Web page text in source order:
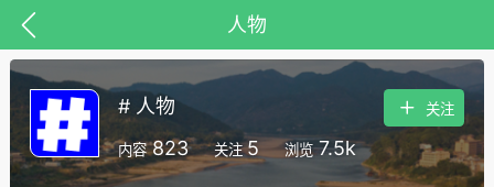
人物
# 人物
内容 823 关注 5 浏览 7.5k
关注